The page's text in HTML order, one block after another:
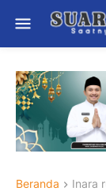
Beranda Inara